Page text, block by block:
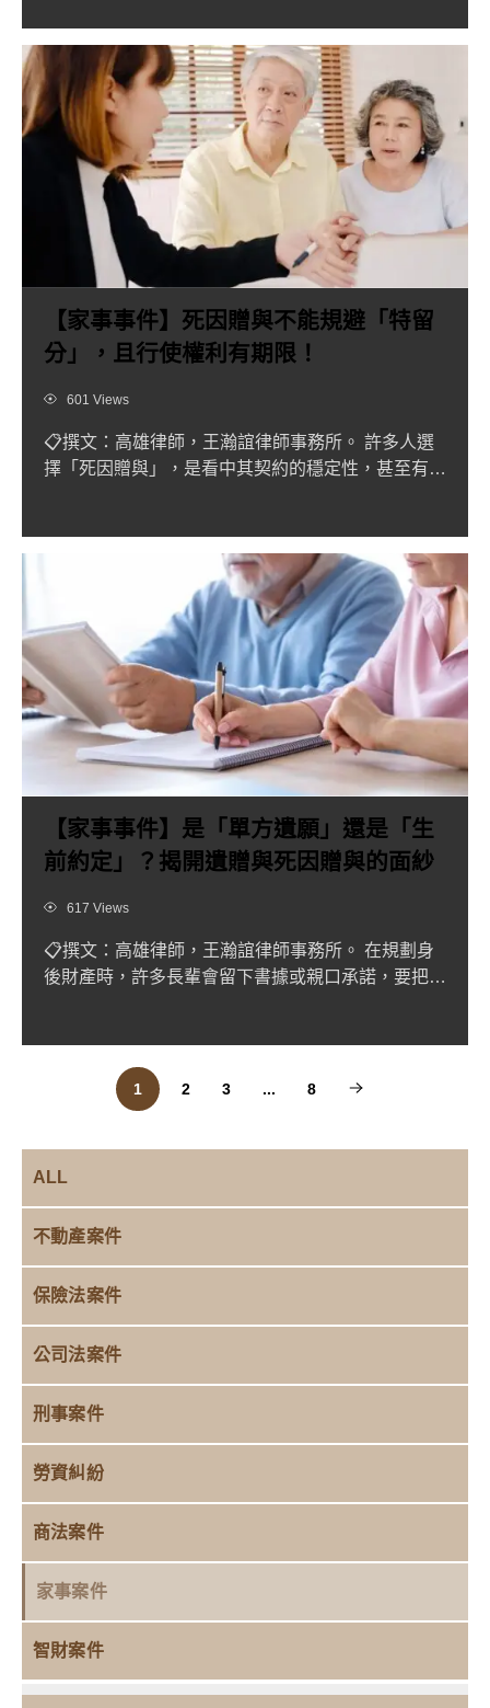
ALL
不動產案件
保險法案件
公司法案件
刑事案件
勞資糾紛
商法案件
家事案件
智財案件
【家事事件】死因贈與不能規避「特留
分」，且行使權利有期限！
Views601 Views
📋撰文：高雄律師，王瀚誼律師事務所。 許多人選
擇「死因贈與」，是看中其契約的穩定性，甚至有人
【家事事件】是「單方遺願」還是「生
前約定」？揭開遺贈與死因贈與的面紗
Views617 Views
📋撰文：高雄律師，王瀚誼律師事務所。 在規劃身
後財產時，許多長輩會留下書據或親口承諾，要把財
1 2 3 ... 8